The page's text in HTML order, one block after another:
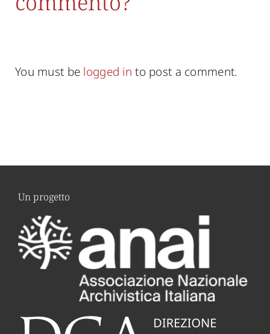
You must be logged in to post a comment.
Un progetto